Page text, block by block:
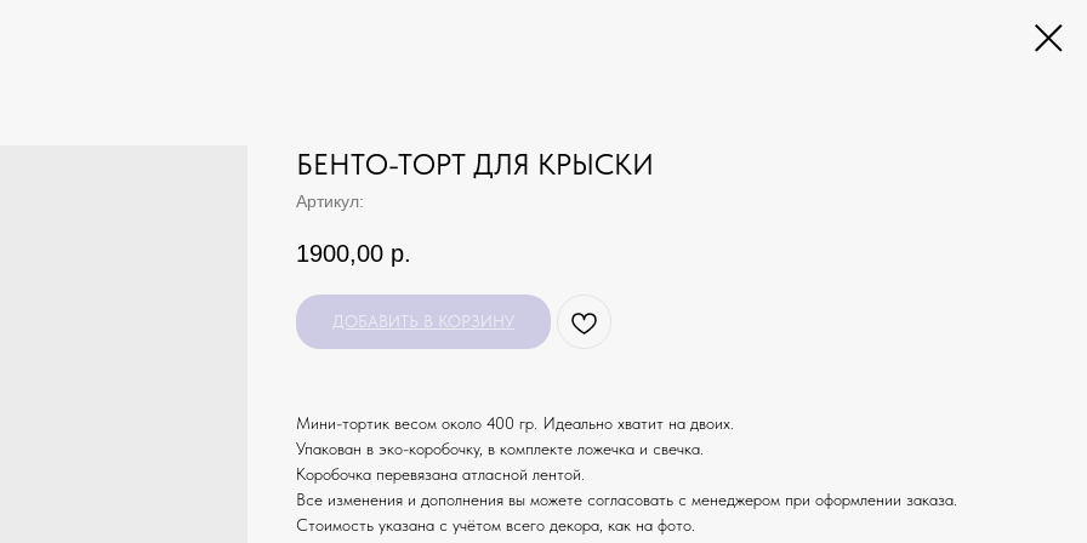
БЕНТО-ТОРТ ДЛЯ КРЫСКИ
Артикул:
1900,00 р.
ДОБАВИТЬ В КОРЗИНУ
Мини-тортик весом около 400 гр. Идеально хватит на двоих.
Упакован в эко-коробочку, в комплекте ложечка и свечка.
Коробочка перевязана атласной лентой.
Все изменения и дополнения вы можете согласовать с менеджером при оформлении заказа.
Стоимость указана с учётом всего декора, как на фото.